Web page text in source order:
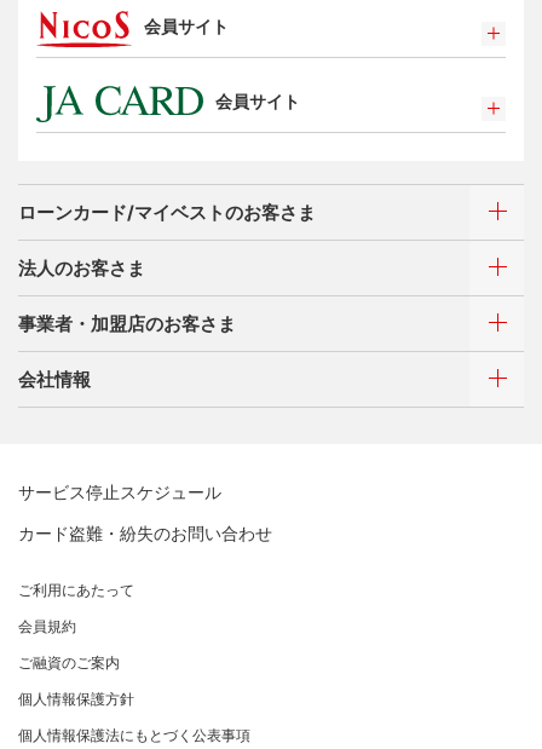
特典・サービス
選べるお支払方法
カードローン・キャッシング
お客さまサポート
会員サイト
特典・サービス
選べるお支払方法
お客さまサポート
サイトマップ
会員サイト
特典・サービス
選べるお支払方法
お客さまサポート
サイトマップ
ローンカード/マイベストのお客さま
ご利用・お支払い方法
ATMネットワーク
借入時残高スライドリボルビング方式
各種照会・お手続き
三菱UFJニコス ローンカード 各種規約
法人のお客さま
三菱ＵＦＪカード会員の方
NICOSカード会員の方
プラチナ会員さま専用の特別なサービス Platinum
Special Service
大規模企業のお客さまだけにご利用いただけるサービス
各種照会・お手続き
法人のお客さま サイトマップ
法人向けポータルサイト
事業者・加盟店のお客さま
お取り扱いいただけるカード情報とお支払い情報
加盟店規約/その他ご注意事項
個人情報のお取り扱いに関するお願い
[EC加盟店さまへ] 情報漏えい対策のお願い
[EC加盟店さまへ] 不正ログイン対策のお願い
サービス・ソリューション
ト）
セキュリティサービス
よくあるご質問
事業者・加盟店のお客さま
法人向けポータルサイト
会社情報
三菱UFJニコスについて
経営ビジョン・行動規範
企業姿勢・ポリシー
コンプライアンス
コーポレートガバナンスについて
情報セキュリティの取り組み
リスク管理
マネー・ローンダリングおよびテロ資金供与等の対策に
サステナビリティへの取り組み
サステナビリティへの取り組み
SDGsの達成に向けて
復興支援活動
お客さまに寄り添う
ニュースリリース
サービス停止スケジュール
カード盗難・紛失のお問い合わせ
ご利用にあたって
会員規約
ご融資のご案内
個人情報保護方針
個人情報保護法にもとづく公表事項